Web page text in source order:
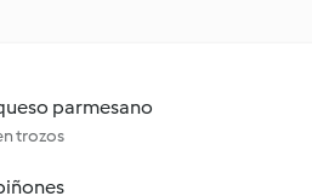
parmesano
trozos